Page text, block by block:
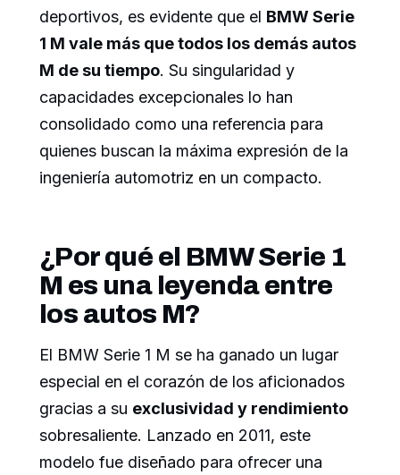
deportivos, es evidente que el BMW Serie
1 M vale más que todos los demás autos
M de su tiempo. Su singularidad y
capacidades excepcionales lo han
consolidado como una referencia para
quienes buscan la máxima expresión de la
ingeniería automotriz en un compacto.
¿Por qué el BMW Serie 1
M es una leyenda entre
los autos M?
El BMW Serie 1 M se ha ganado un lugar
especial en el corazón de los aficionados
gracias a su exclusividad y rendimiento
sobresaliente. Lanzado en 2011, este
modelo fue diseñado para ofrecer una